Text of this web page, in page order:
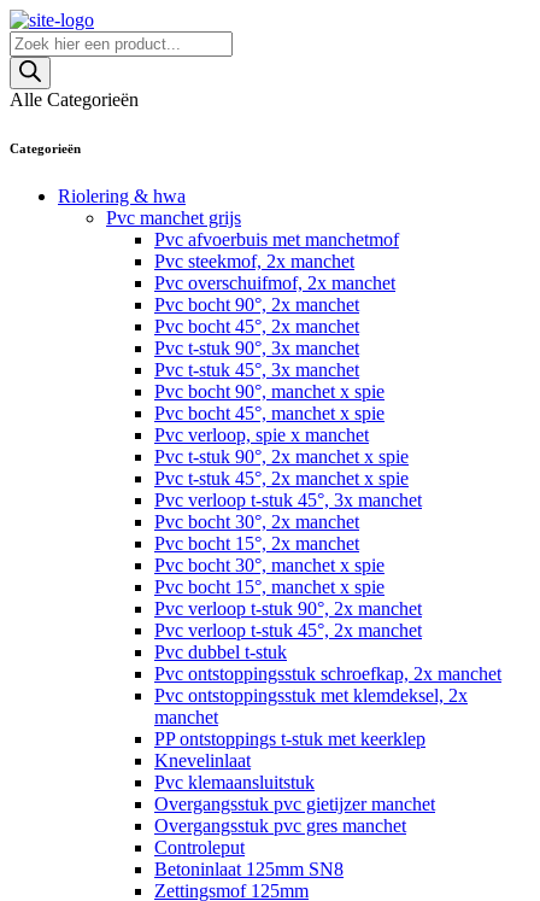
Skip
to
content
Producten
zoeken
Alle Categorieën
Categorieën
Riolering & hwa
Pvc manchet grijs
Pvc afvoerbuis met manchetmof
Pvc steekmof, 2x manchet
Pvc overschuifmof, 2x manchet
Pvc bocht 90°, 2x manchet
Pvc bocht 45°, 2x manchet
Pvc t-stuk 90°, 3x manchet
Pvc t-stuk 45°, 3x manchet
Pvc bocht 90°, manchet x spie
Pvc bocht 45°, manchet x spie
Pvc verloop, spie x manchet
Pvc t-stuk 90°, 2x manchet x spie
Pvc t-stuk 45°, 2x manchet x spie
Pvc verloop t-stuk 45°, 3x manchet
Pvc bocht 30°, 2x manchet
Pvc bocht 15°, 2x manchet
Pvc bocht 30°, manchet x spie
Pvc bocht 15°, manchet x spie
Pvc verloop t-stuk 90°, 2x manchet
Pvc verloop t-stuk 45°, 2x manchet
Pvc dubbel t-stuk
Pvc ontstoppingsstuk schroefkap, 2x manchet
Pvc ontstoppingsstuk met klemdeksel, 2x
manchet
PP ontstoppings t-stuk met keerklep
Knevelinlaat
Pvc klemaansluitstuk
Overgangsstuk pvc gietijzer manchet
Overgangsstuk pvc gres manchet
Controleput
Betoninlaat 125mm SN8
Zettingsmof 125mm